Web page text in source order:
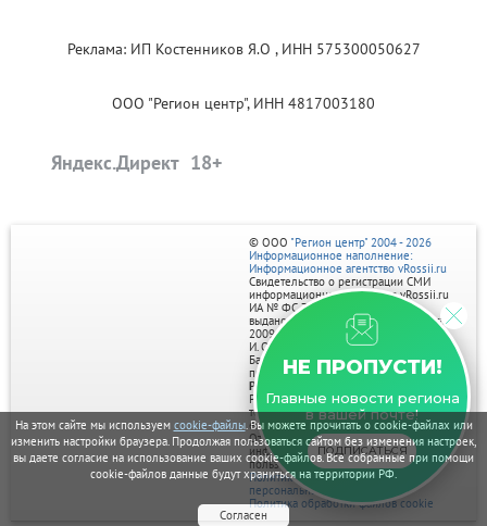
На этом сайте мы используем cookie-файлы. Вы можете прочитать о cookie-файлах или
изменить настройки браузера. Продолжая пользоваться сайтом без изменения настроек,
вы даете согласие на использование ваших cookie-файлов. Все собранные при помощи
cookie-файлов данные будут храниться на территории РФ.
Согласен
Реклама: ИП Костенников Я.О , ИНН 575300050627
ООО "Регион центр", ИНН 4817003180
Яндекс.Директ
НЕ ПРОПУСТИ!
Главные новости региона
в вашей почте!
ПОДПИСАТЬСЯ
© ООО "Регион центр" 2004 - 2026
Информационное наполнение:
Информационное агентство vRossii.ru
Свидетельство о регистрации СМИ
информационного агентства vRossii.ru
ИА № ФС 77‑35502
выдано РОСКОМНАДЗОРом 04 марта
2009г.
И. О. Главного редактора Нарыков А. Н.
Баннеры на портале размещаются на
правах рекламы.
Реклама на портале:
Рекламное агентство "Умный маркетинг"
тел. 7-910-267-70-40,
email: umnyy.marketing@yandex.ru
Отдельные публикации могут содержать
информацию, не предназначенную для
пользователей до 18 лет.
Политика в отношении обработки
персональных данных
Политика обработки файлов cookie